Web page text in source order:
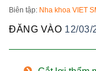
Biên tập: Nha khoa VIET
ĐĂNG VÀO 12/03/